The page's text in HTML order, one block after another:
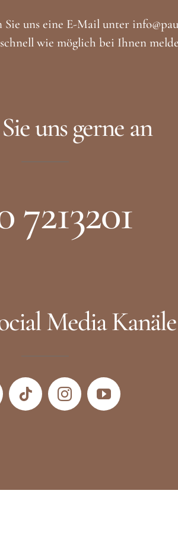
uns eine E-Mail unter
wie möglich bei Ihnen
uns gerne an
7213201
Media Kanäle